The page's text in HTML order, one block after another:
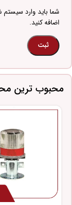
شما باید وارد
اضافه کنید.
محبوب ترین